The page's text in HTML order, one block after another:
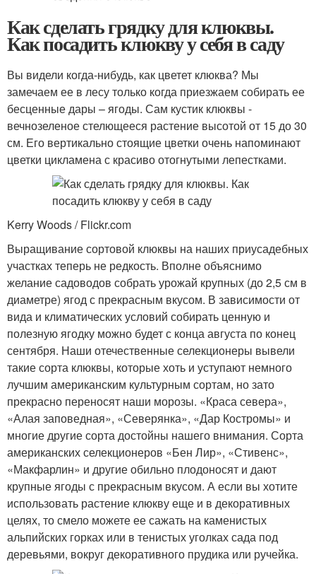
Как сделать грядку для клюквы.
Как посадить клюкву у себя в саду
Вы видели когда-нибудь, как цветет клюква? Мы
замечаем ее в лесу только когда приезжаем собирать ее
бесценные дары – ягоды. Сам кустик клюквы -
вечнозеленое стелющееся растение высотой от 15 до 30
см. Его вертикально стоящие цветки очень напоминают
цветки цикламена с красиво отогнутыми лепестками.
Kerry Woods / Flickr.com
Выращивание сортовой клюквы на наших приусадебных
участках теперь не редкость. Вполне объяснимо
желание садоводов собрать урожай крупных (до 2,5 см в
диаметре) ягод с прекрасным вкусом. В зависимости от
вида и климатических условий собирать ценную и
полезную ягодку можно будет с конца августа по конец
сентября. Наши отечественные селекционеры вывели
такие сорта клюквы, которые хоть и уступают немного
лучшим американским культурным сортам, но зато
прекрасно переносят наши морозы. «Краса севера»,
«Алая заповедная», «Северянка», «Дар Костромы» и
многие другие сорта достойны нашего внимания. Сорта
американских селекционеров «Бен Лир», «Стивенс»,
«Макфарлин» и другие обильно плодоносят и дают
крупные ягоды с прекрасным вкусом. А если вы хотите
использовать растение клюкву еще и в декоративных
целях, то смело можете ее сажать на каменистых
альпийских горках или в тенистых уголках сада под
деревьями, вокруг декоративного прудика или ручейка.